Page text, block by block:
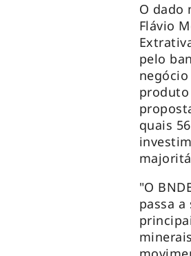
O dado
Flávio
pelo
quais
"O
passa